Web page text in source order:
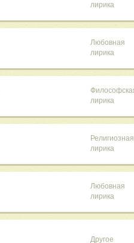
лирика
Любовная
лирика
лирика
Религиозная
лирика
Любовная
лирика
Другое